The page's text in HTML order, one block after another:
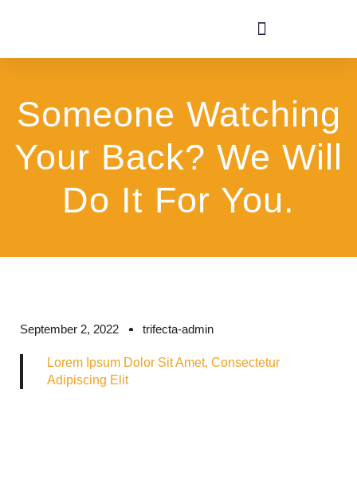
Someone Watching
Your Back? We Will
Do It For You.
September 2, 2022 trifecta-admin
Lorem Ipsum Dolor Sit Amet, Consectetur
Adipiscing Elit